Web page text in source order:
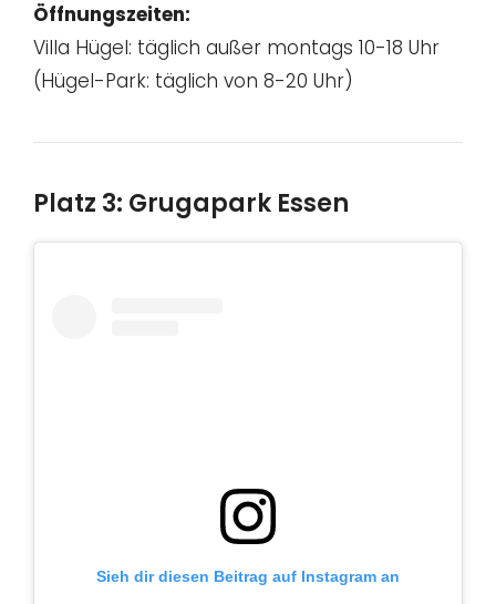
Öffnungszeiten:
Villa Hügel: täglich außer montags 10-18 Uhr
(Hügel-Park: täglich von 8-20 Uhr)
Platz 3: Grugapark Essen
Sieh dir diesen Beitrag auf Instagram an